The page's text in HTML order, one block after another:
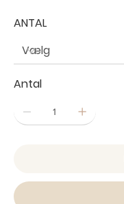
ANTAL
Antal